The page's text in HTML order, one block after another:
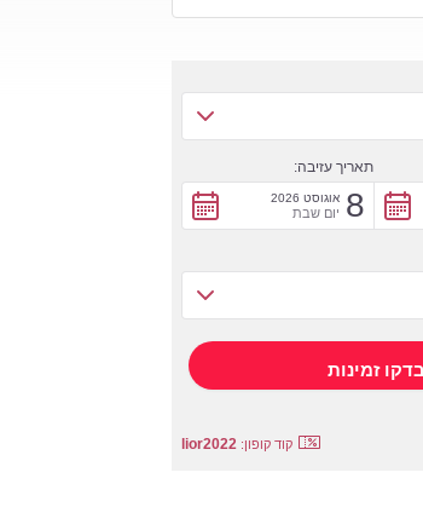
תאריך עזיבה:
8 אוגוסט 2026
יום שבת
קוד קופון: lior2022